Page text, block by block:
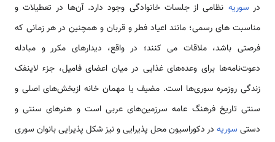
در سوریه نظامی از جلسات خانوادگی وجود دارد. آن‌‌‌‌‌‌‌‌ها در تعطیلات و
مناسبت ‌‌‌‌‌‌‌‌های رسمی؛ مانند اعیاد فطر و قربان و همچنین در هر زمانی که
فرصتی باشد، ملاقات می کنند؛ در واقع، دیدار‌‌‌‌‌‌‌‌های مکرر و مبادله
دعوت‌نامه‌‌‌‌‌‌‌‌‌‌‌‌‌‌ها برای وعده‌‌‌‌‌‌‌‌‌‌‌‌‌‌های غذایی در میان اعضای فامیل، جزء لاینفک
زندگی روزمره سوری‌‌‌‌‌‌‌‌‌‌‌‌‌‌ها ‌‌‌‌‌‌‌‌‌است. مضیف یا مهمان خانه ازبخش‌‌‌‌‌‌‌‌‌‌‌‌‌‌های اصلی و
سنتی تاریخ فرهنگ عامه سرزمین‌‌‌‌‌‌‌‌‌‌‌‌‌‌های عربی ‌‌‌‌‌‌‌‌‌است و هنر‌‌‌‌‌‌‌‌های سنتی و
دستی سوریه در دکوراسیون محل پذیرایی و نیز شکل پذیرایی بانوان سوری